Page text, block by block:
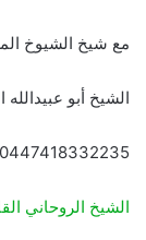
مع شيخ الشيوخ
الشيخ أبو عبيدالله
الشيخ الروحاني